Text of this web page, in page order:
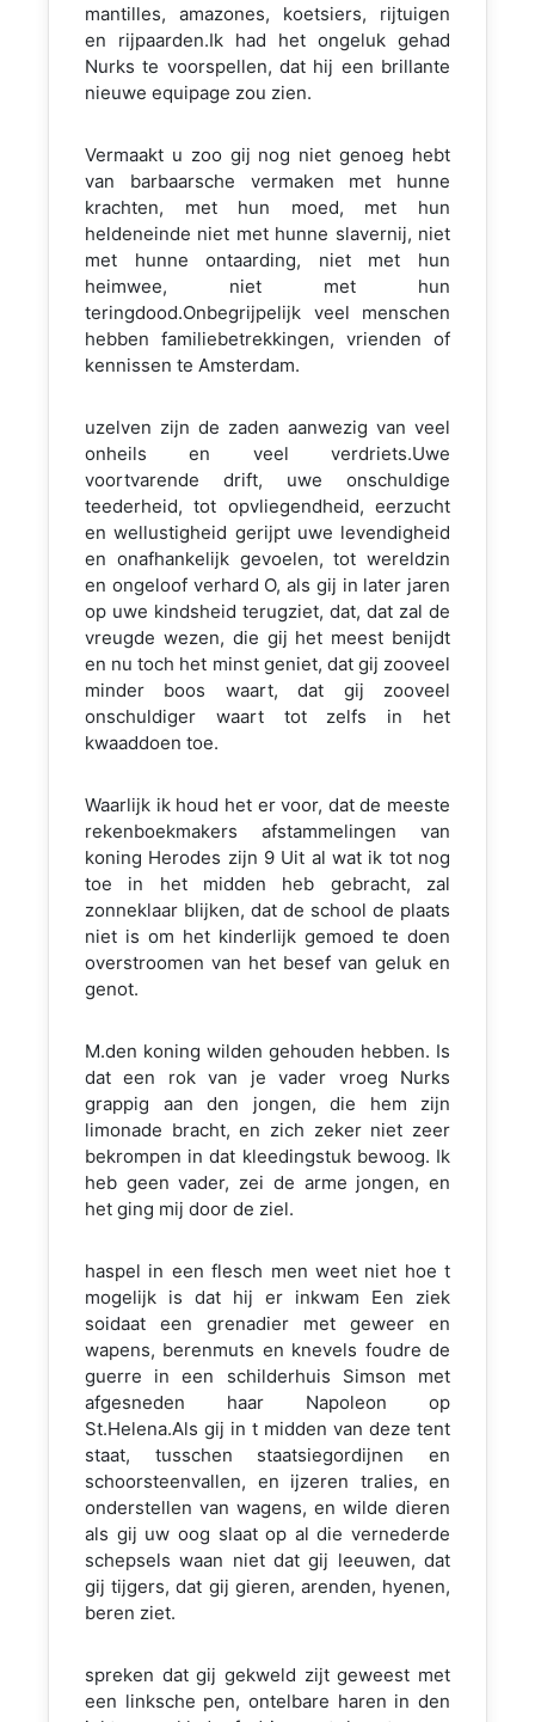
mantilles, amazones, koetsiers, rijtuigen
en rijpaarden.Ik had het ongeluk gehad
Nurks te voorspellen, dat hij een brillante
nieuwe equipage zou zien.
Vermaakt u zoo gij nog niet genoeg hebt
van barbaarsche vermaken met hunne
krachten, met hun moed, met hun
heldeneinde niet met hunne slavernij, niet
met hunne ontaarding, niet met hun
heimwee, niet met hun
teringdood.Onbegrijpelijk veel menschen
hebben familiebetrekkingen, vrienden of
kennissen te Amsterdam.
uzelven zijn de zaden aanwezig van veel
onheils en veel verdriets.Uwe
voortvarende drift, uwe onschuldige
teederheid, tot opvliegendheid, eerzucht
en wellustigheid gerijpt uwe levendigheid
en onafhankelijk gevoelen, tot wereldzin
en ongeloof verhard O, als gij in later jaren
op uwe kindsheid terugziet, dat, dat zal de
vreugde wezen, die gij het meest benijdt
en nu toch het minst geniet, dat gij zooveel
minder boos waart, dat gij zooveel
onschuldiger waart tot zelfs in het
kwaaddoen toe.
Waarlijk ik houd het er voor, dat de meeste
rekenboekmakers afstammelingen van
koning Herodes zijn 9 Uit al wat ik tot nog
toe in het midden heb gebracht, zal
zonneklaar blijken, dat de school de plaats
niet is om het kinderlijk gemoed te doen
overstroomen van het besef van geluk en
genot.
M.den koning wilden gehouden hebben. Is
dat een rok van je vader vroeg Nurks
grappig aan den jongen, die hem zijn
limonade bracht, en zich zeker niet zeer
bekrompen in dat kleedingstuk bewoog. Ik
heb geen vader, zei de arme jongen, en
het ging mij door de ziel.
haspel in een flesch men weet niet hoe t
mogelijk is dat hij er inkwam Een ziek
soidaat een grenadier met geweer en
wapens, berenmuts en knevels foudre de
guerre in een schilderhuis Simson met
afgesneden haar Napoleon op
St.Helena.Als gij in t midden van deze tent
staat, tusschen staatsiegordijnen en
schoorsteenvallen, en ijzeren tralies, en
onderstellen van wagens, en wilde dieren
als gij uw oog slaat op al die vernederde
schepsels waan niet dat gij leeuwen, dat
gij tijgers, dat gij gieren, arenden, hyenen,
beren ziet.
spreken dat gij gekweld zijt geweest met
een linksche pen, ontelbare haren in den